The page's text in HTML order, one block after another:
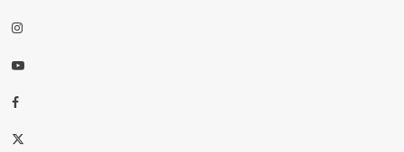
Instagram
Youtube
Facebook
X